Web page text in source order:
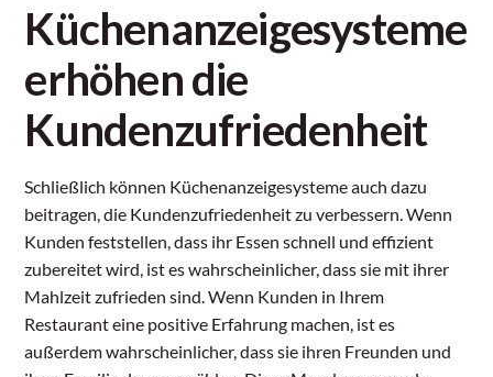
Küchenanzeigesysteme
erhöhen die
Kundenzufriedenheit
Schließlich können Küchenanzeigesysteme auch dazu
beitragen, die Kundenzufriedenheit zu verbessern. Wenn
Kunden feststellen, dass ihr Essen schnell und effizient
zubereitet wird, ist es wahrscheinlicher, dass sie mit ihrer
Mahlzeit zufrieden sind. Wenn Kunden in Ihrem
Restaurant eine positive Erfahrung machen, ist es
außerdem wahrscheinlicher, dass sie ihren Freunden und